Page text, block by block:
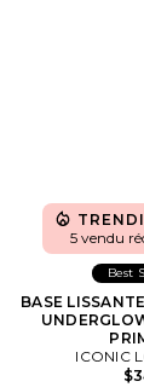
5 vendu
Best
BASE
ICONIC